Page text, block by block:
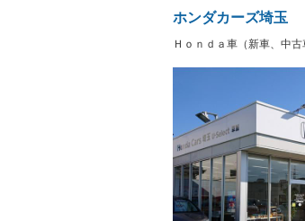
－ レンタカーアップ
LEDヘッドランプ
ETC2.0
フルフラットシート
シートヒーター
－ フロントカメラ
－ ルーフレール
ホンダカーズ埼玉
Ｈｏｎｄａ車（新車、中